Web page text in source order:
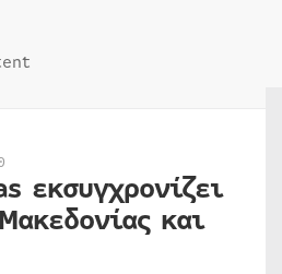
εκσυγχρονίζει
και